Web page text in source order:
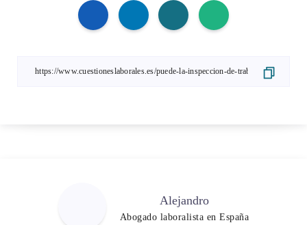
Alejandro
Abogado laboralista en España